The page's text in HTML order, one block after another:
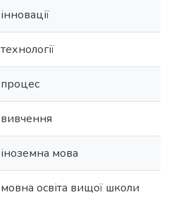
інновації
технології
процес
вивчення
іноземна мова
мовна освіта вищої школи